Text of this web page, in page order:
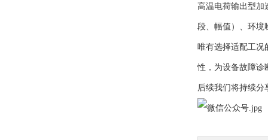
高温电荷输出型加
段、幅值）、环境
唯有选择适配工况
性，为设备故障诊
后续我们将持续分